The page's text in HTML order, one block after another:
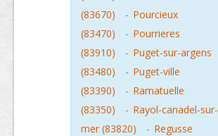
(83670)
- Pourcieux
(83470)
- Pourrieres
(83910)
- Puget-sur-argens
(83480)
- Puget-ville
(83390)
- Ramatuelle
(83350)
- Rayol-canadel-sur-
mer (83820)
- Regusse